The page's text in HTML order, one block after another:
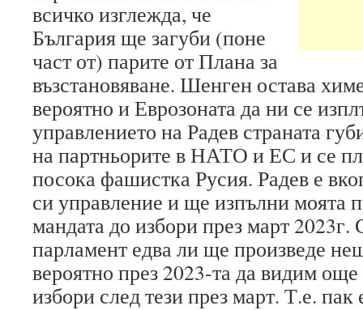
всичко изглежда, че
България ще загуби (поне
част от) парите от Плана за
възстановяване. Шенген остава
вероятно и Еврозоната да ни се
управлението на Радев страната
на партньорите в НАТО и ЕС и се
посока фашистка Русия. Радев е
си управление и ще изпълни моята
мандата до избори през март
парламент едва ли ще произведе
вероятно през 2023-та да видим
избори след тези през март. Т.е.